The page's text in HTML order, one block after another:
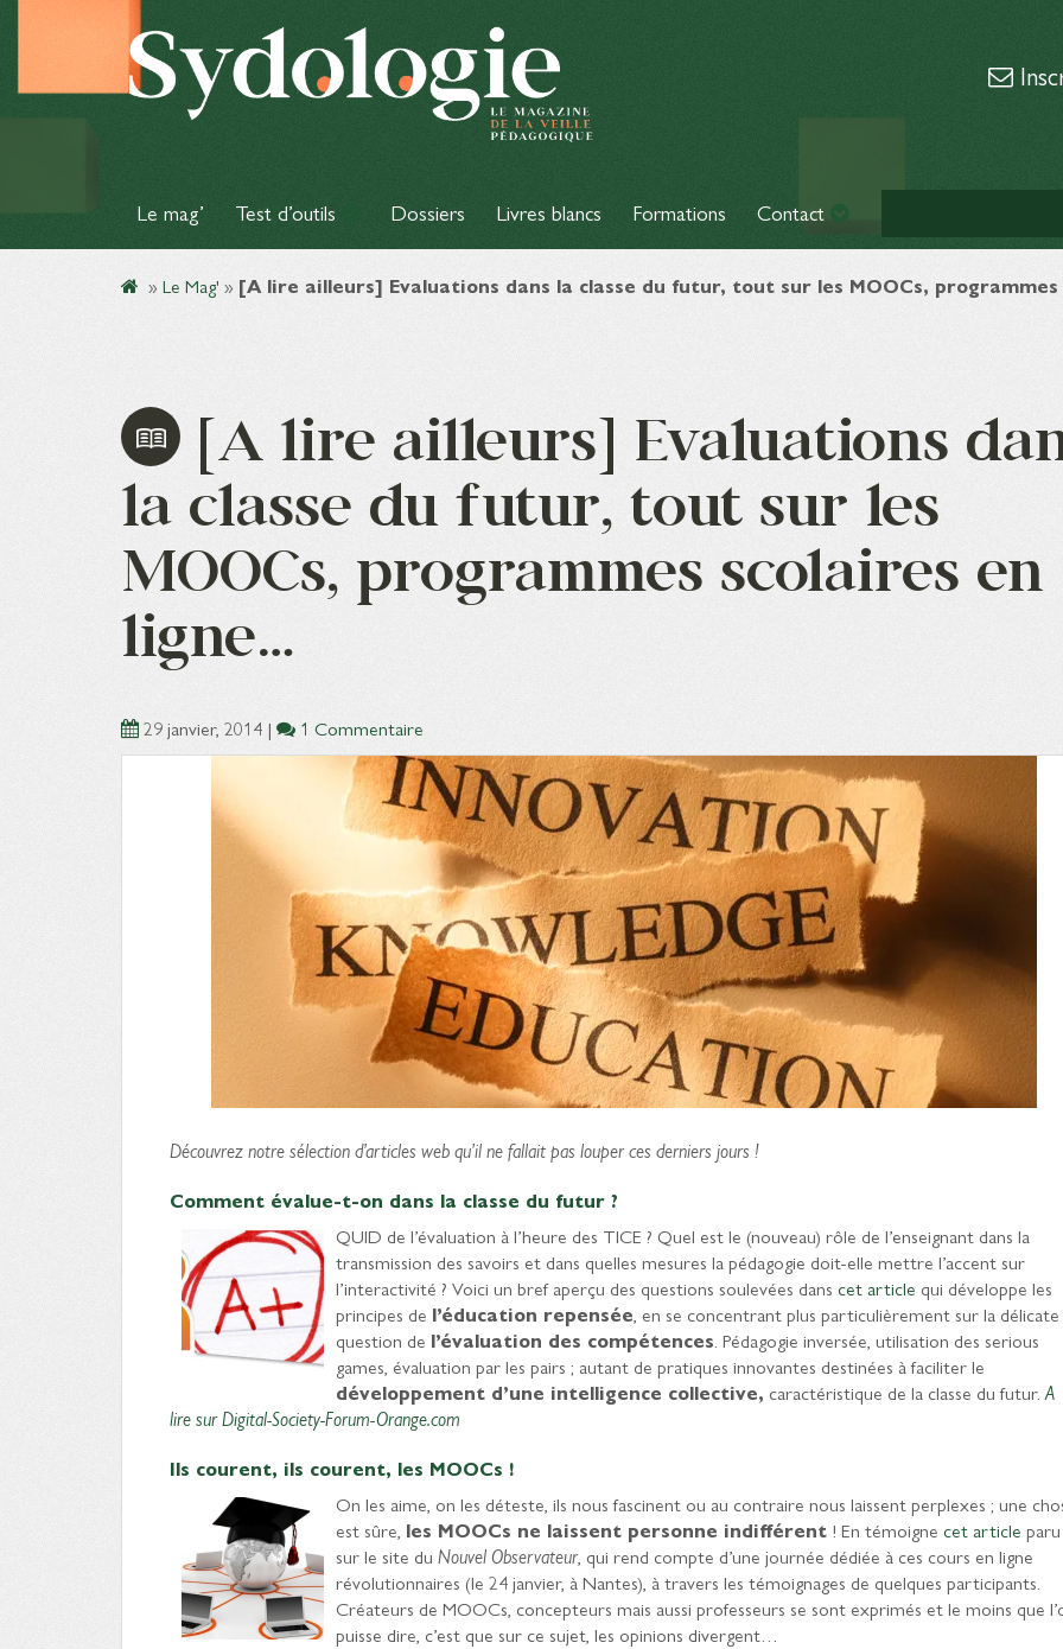
Le mag’ Test d’outils Dossiers Livres blancs Formations Contact
» Le Mag' » [A lire ailleurs] Evaluations dans la classe du futur, tout sur les MOOCs,
[A lire ailleurs] Evaluations
la classe du futur, tout sur les
MOOCs, programmes scolaires en
ligne…
29 janvier, 2014 | 1 Commentaire
Découvrez notre sélection d’articles web qu’il ne fallait pas louper ces derniers jours !
Comment évalue-t-on dans la classe du futur ?
QUID de l’évaluation à l’heure des TICE ? Quel est le (nouveau) rôle de l’enseignant dans la
transmission des savoirs et dans quelles mesures la pédagogie doit-elle mettre l’accent sur
l’interactivité ? Voici un bref aperçu des questions soulevées dans cet article qui développe les
principes de l’éducation repensée, en se concentrant plus particulièrement sur la délicate
question de l’évaluation des compétences. Pédagogie inversée, utilisation des serious
games, évaluation par les pairs ; autant de pratiques innovantes destinées à faciliter le
développement d’une intelligence collective, caractéristique de la classe du futur.A
lire sur Digital-Society-Forum-Orange.com
Ils courent, ils courent, les MOOCs !
On les aime, on les déteste, ils nous fascinent ou au contraire nous laissent perplexes ; une
est sûre, les MOOCs ne laissent personne indifférent ! En témoigne cet article paru
sur le site du Nouvel Observateur, qui rend compte d’une journée dédiée à ces cours en ligne
révolutionnaires (le 24 janvier, à Nantes), à travers les témoignages de quelques participants.
Créateurs de MOOCs, concepteurs mais aussi professeurs se sont exprimés et le moins que
puisse dire, c’est que sur ce sujet, les opinions divergent…